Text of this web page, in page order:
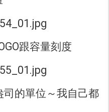
跟容量刻度
的單位～我自己都